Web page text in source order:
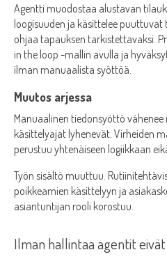
Agentti muodostaa alustavan
loogisuuden ja käsittelee
ohjaa tapauksen tarkistettavaksi.
in the loop -mallin avulla ja
ilman manuaalista syöttöä.
Muutos arjessa
Manuaalinen tiedonsyöttö
käsittelyajat lyhenevät. Virheiden
perustuu yhtenäiseen logiikkaan
Työn sisältö muuttuu.
poikkeamien käsittelyyn ja
asiantuntijan rooli korostuu.
Ilman hallintaa agentit